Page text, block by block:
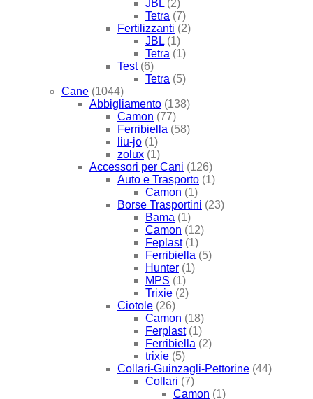
JBL (2)
Tetra (7)
Fertilizzanti (2)
JBL (1)
Tetra (1)
Test (6)
Tetra (5)
Cane (1044)
Abbigliamento (138)
Camon (77)
Ferribiella (58)
liu-jo (1)
zolux (1)
Accessori per Cani (126)
Auto e Trasporto (1)
Camon (1)
Borse Trasportini (23)
Bama (1)
Camon (12)
Feplast (1)
Ferribiella (5)
Hunter (1)
MPS (1)
Trixie (2)
Ciotole (26)
Camon (18)
Ferplast (1)
Ferribiella (2)
trixie (5)
Collari-Guinzagli-Pettorine (44)
Collari (7)
Camon (1)